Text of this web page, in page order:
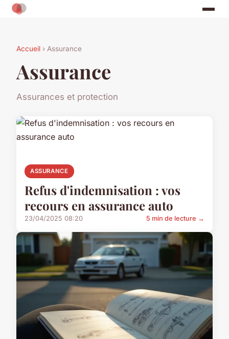
Accueil › Assurance
Assurance
Assurances et protection
ASSURANCE
Refus d'indemnisation : vos
recours en assurance auto
23/04/2025 08:20 5 min de lecture →